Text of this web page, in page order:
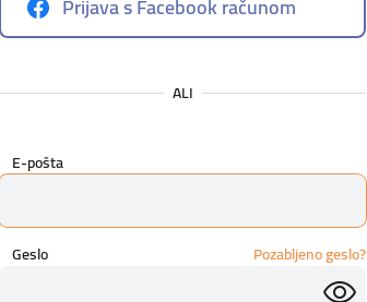
ALI
E-pošta
Geslo Pozabljeno geslo?